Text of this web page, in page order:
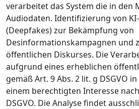
verarbeitet das System die in den
Audiodaten. Identifizierung von
(Deepfakes) zur Bekämpfung von
Desinformationskampagnen und
öffentlichen Diskurses. Die
aufgrund eines erheblichen
gemäß Art. 9 Abs. 2 lit. g DSGVO
einem berechtigten Interesse
DSGVO. Die Analyse findet